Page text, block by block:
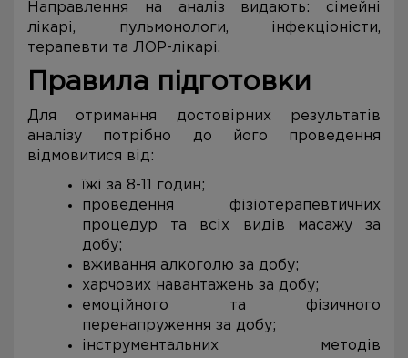
Направлення на аналіз видають: сімейні
лікарі, пульмонологи, інфекціоністи,
терапевти та ЛОР-лікарі.
Правила підготовки
Для отримання достовірних результатів
аналізу потрібно до його проведення
відмовитися від:
їжі за 8-11 годин;
проведення фізіотерапевтичних
процедур та всіх видів масажу за
добу;
вживання алкоголю за добу;
харчових навантажень за добу;
емоційного та фізичного
перенапруження за добу;
інструментальних методів